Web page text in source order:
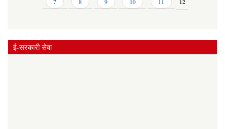
7
8 9 10 11 12
ई-सरकारी सेवा